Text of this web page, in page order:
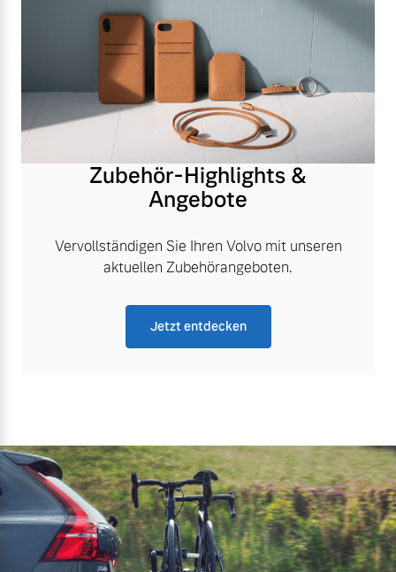
Zubehör-Highlights &
Angebote
Vervollständigen Sie Ihren Volvo mit unseren
aktuellen Zubehörangeboten.
Jetzt entdecken